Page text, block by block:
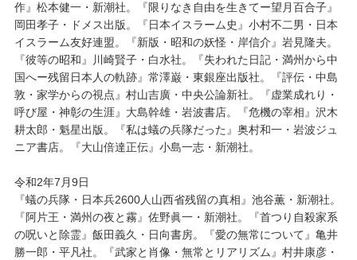
作』松本健一・新潮社。『限りなき自由を生きてー望月百合子』
岡田孝子・ドメス出版。『日本イスラーム史』小村不二男・日本
イスラーム友好連盟。『新版・昭和の妖怪・岸信介』岩見隆夫。
『彼等の昭和』川崎賢子・白水社。『失われた日記・満州から中
国へー残留日本人の軌跡』常澤巌・東銀座出版社。『評伝・中島
敦・家学からの視点』村山吉廣・中央公論新社。『虚業成れり・
呼び屋・神彰の生涯』大島幹雄・岩波書店。『危機の宰相』沢木
耕太郎・魁星出版。『私は蟻の兵隊だった』奥村和一・岩波ジュ
ニア書店。『大山倍達正伝』小島一志・新潮社。
令和2年7月9日
『蟻の兵隊・日本兵2600人山西省残留の真相』池谷薫・新潮社。
『阿片王・満州の夜と霧』佐野眞一・新潮社。『首つり自殺家系
の呪いと除霊』飯田義久・日向書房。『愛の無常について』亀井
勝一郎・平凡社。『武家と肖像・無常とリアリズム』村井康彦・